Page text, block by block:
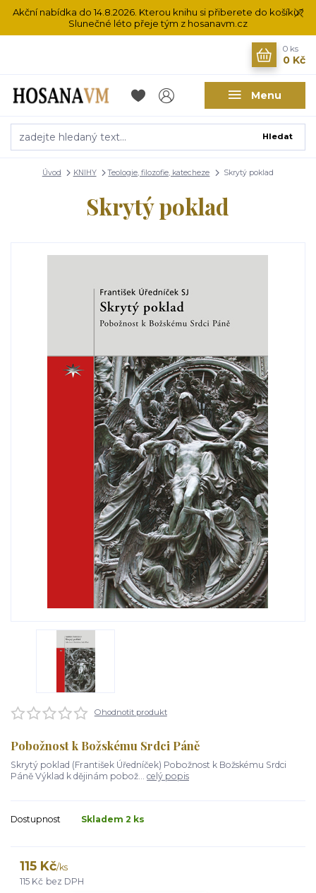
Akční nabídka do 14.8.2026. Kterou knihu si přiberete do košíku?
Slunečné léto přeje tým z hosanavm.cz
Menu
Hledat
0 ks
0 Kč
Úvod KNIHY Teologie, filozofie, katecheze Skrytý poklad
Skrytý poklad
Ohodnotit produkt
Pobožnost k Božskému Srdci Páně
Skrytý poklad (František Úředníček) Pobožnost k Božskému Srdci
Páně Výklad k dějinám pobož... celý popis
Dostupnost Skladem 2 ks
115 Kč/ks
115 Kč bez DPH